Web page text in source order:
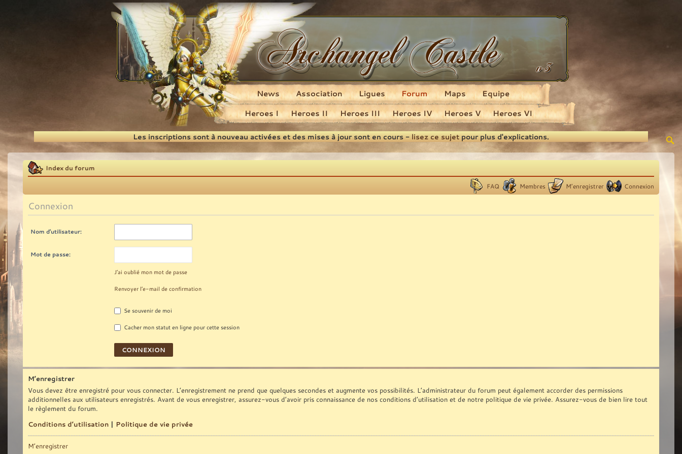
Recherche
Heroes I Heroes II Heroes III Heroes IV Heroes V Heroes VI
News Association Ligues Forum Maps Equipe
Les inscriptions sont à nouveau activées et des mises à jour sont en cours -lisez ce sujetpour plus d'explications.
Index du forum
FAQ Membres M’enregistrer Connexion
Connexion
Nom d’utilisateur:
Mot de passe:
J’ai oublié mon mot de passe
Renvoyer l’e-mail de confirmation
Se souvenir de moi
Cacher mon statut en ligne pour cette session
M’enregistrer
Vous devez être enregistré pour vous connecter. L’enregistrement ne prend que quelques secondes et augmente vos possibilités. L’administrateur du forum peut également accorder des permissions
additionnelles aux utilisateurs enregistrés. Avant de vous enregistrer, assurez-vous d’avoir pris connaissance de nos conditions d’utilisation et de notre politique de vie privée. Assurez-vous de bien lire tout
le règlement du forum.
Conditions d’utilisation | Politique de vie privée
M’enregistrer